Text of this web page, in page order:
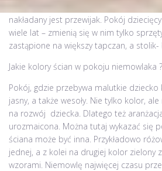
nakładany jest przewijak. Pokój
wiele lat – zmienią się w nim tylko
zastąpione na większy tapczan, a stolik-
Jakie kolory ścian w pokoju niemowlaka ?
Pokój, gdzie przebywa malutkie dziecko
jasny, a także wesoły. Nie tylko kolor,
na rozwój dziecka. Dlatego też
urozmaicona. Można tutaj wykazać się
ściana może być inna. Przykładowo
jednej, a z kolei na drugiej kolor zielony
wzorami. Niemowlę najwięcej czasu